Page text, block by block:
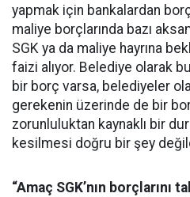
yapmak için bankalardan
maliye borçlarında bazı
SGK ya da maliye hayrına
faizi alıyor. Belediye olarak
bir borç varsa, belediyeler
gerekenin üzerinde de bir
zorunluluktan kaynaklı bir
kesilmesi doğru bir şey
“Amaç SGK’nın borçlarını